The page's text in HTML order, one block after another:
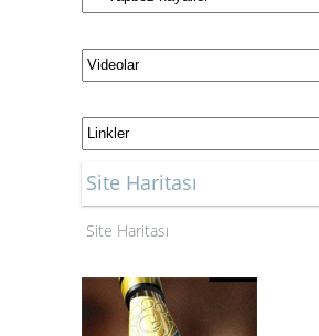
Site Haritası
Site Haritası